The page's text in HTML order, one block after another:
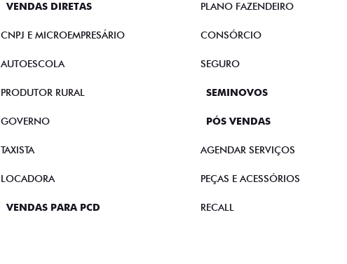
VENDAS DIRETAS
CNPJ E MICROEMPRESÁRIO
AUTOESCOLA
PRODUTOR RURAL
GOVERNO
TAXISTA
LOCADORA
VENDAS PARA PCD
PLANO FAZENDEIRO
CONSÓRCIO
SEGURO
SEMINOVOS
PÓS VENDAS
AGENDAR SERVIÇOS
PEÇAS E ACESSÓRIOS
RECALL